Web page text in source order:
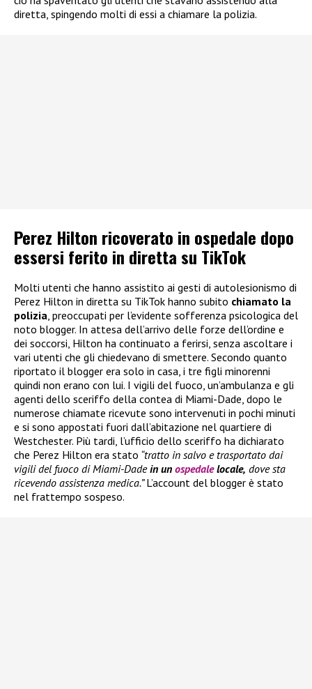
diretta, spingendo molti di essi a chiamare la polizia.
Perez Hilton ricoverato in ospedale dopo
essersi ferito in diretta su TikTok
Molti utenti che hanno assistito ai gesti di autolesionismo di
Perez Hilton in diretta su TikTok hanno subito chiamato la
polizia, preoccupati per l’evidente sofferenza psicologica del
noto blogger. In attesa dell’arrivo delle forze dell’ordine e
dei soccorsi, Hilton ha continuato a ferirsi, senza ascoltare i
vari utenti che gli chiedevano di smettere. Secondo quanto
riportato il blogger era solo in casa, i tre figli minorenni
quindi non erano con lui. I vigili del fuoco, un’ambulanza e gli
agenti dello sceriffo della contea di Miami-Dade, dopo le
numerose chiamate ricevute sono intervenuti in pochi minuti
e si sono appostati fuori dall’abitazione nel quartiere di
Westchester. Più tardi, l’ufficio dello sceriffo ha dichiarato
che Perez Hilton era stato “tratto in salvo e trasportato dai
vigili del fuoco di Miami-Dadein un ospedalelocale, dove sta
ricevendo assistenza medica.”L’account del blogger è stato
nel frattempo sospeso.